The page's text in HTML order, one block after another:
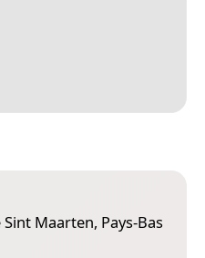
Maarten, Pays-Bas